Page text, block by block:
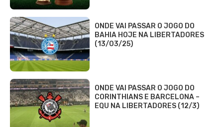
ONDE VAI PASSAR O JOGO DO
BAHIA HOJE NA LIBERTADORES
(13/03/25)
ONDE VAI PASSAR O JOGO DO
CORINTHIANS E BARCELONA –
EQU NA LIBERTADORES (12/3)